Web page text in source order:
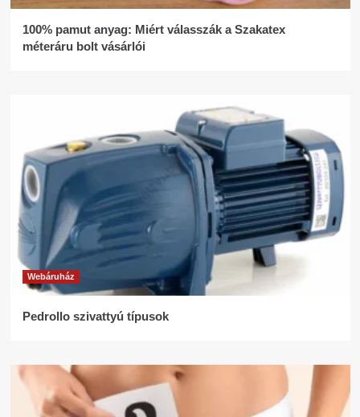
100% pamut anyag: Miért válasszák a Szakatex
méteráru bolt vásárlói
Webáruház
Pedrollo szivattyú típusok